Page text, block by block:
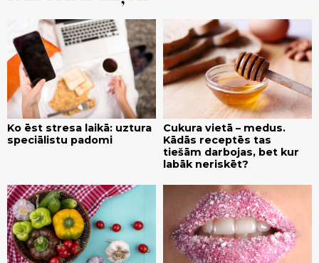
Ko ēst stresa laikā: uztura
speciālistu padomi
Cukura vietā – medus.
Kādās receptēs tas
tiešām darbojas, bet kur
labāk neriskēt?